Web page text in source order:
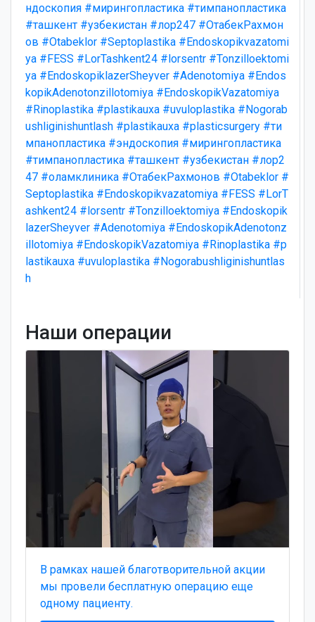
ндоскопия #мирингопластика #тимпанопластика
#ташкент #узбекистан #лор247 #ОтабекРахмон
ов #Otabeklor #Septoplastika #Endoskopikvazatomi
ya #FESS #LorTashkent24 #lorsentr #Tonzilloektomi
ya #EndoskopiklazerSheyver #Adenotomiya #Endos
kopikAdenotonzillotomiya #EndoskopikVazatomiya
#Rinoplastika #plastikauxa #uvuloplastika #Nogorab
ushliginishuntlash #plastikauxa #plasticsurgery #ти
мпанопластика #эндоскопия #мирингопластика
#тимпанопластика #ташкент #узбекистан #лор2
47 #оламклиника #ОтабекРахмонов #Otabeklor #
Septoplastika #Endoskopikvazatomiya #FESS #LorT
ashkent24 #lorsentr #Tonzilloektomiya #Endoskopik
lazerSheyver #Adenotomiya #EndoskopikAdenotonz
illotomiya #EndoskopikVazatomiya #Rinoplastika #p
lastikauxa #uvuloplastika #Nogorabushliginishuntlas
h
Наши операции
В рамках нашей благотворительной акции
мы провели бесплатную операцию еще
одному пациенту.